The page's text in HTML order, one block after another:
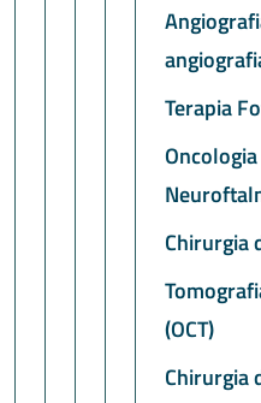
Terapia
Chirurgia
(OCT)
Chirurgia